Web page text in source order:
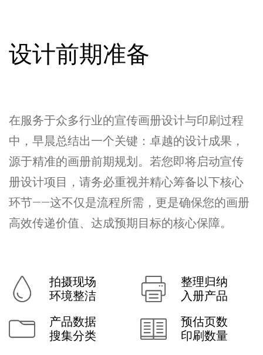
设计前期准备
在服务于众多行业的宣传画册设计与印刷过程
中，早晨总结出一个关键：卓越的设计成果，
源于精准的画册前期规划。若您即将启动宣传
册设计项目，请务必重视并精心筹备以下核心
环节——这不仅是流程所需，更是确保您的画册
高效传递价值、达成预期目标的核心保障。
拍摄现场
环境整洁
整理归纳
入册产品
产品数据
搜集分类
预估页数
印刷数量